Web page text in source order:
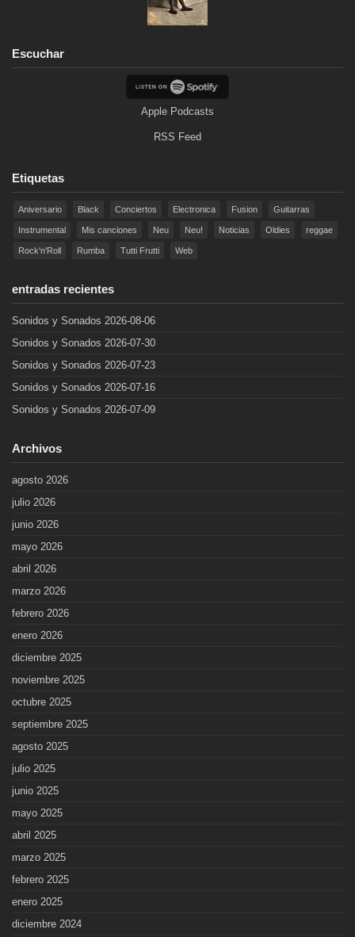
Escuchar
Apple Podcasts
RSS Feed
Etiquetas
Aniversario Black Conciertos Electronica Fusion Guitarras
Instrumental Mis canciones Neu Neu! Noticias Oldies reggae
Rock'n'Roll Rumba Tutti Frutti Web
entradas recientes
Sonidos y Sonados 2026-08-06
Sonidos y Sonados 2026-07-30
Sonidos y Sonados 2026-07-23
Sonidos y Sonados 2026-07-16
Sonidos y Sonados 2026-07-09
Archivos
agosto 2026
julio 2026
junio 2026
mayo 2026
abril 2026
marzo 2026
febrero 2026
enero 2026
diciembre 2025
noviembre 2025
octubre 2025
septiembre 2025
agosto 2025
julio 2025
junio 2025
mayo 2025
abril 2025
marzo 2025
febrero 2025
enero 2025
diciembre 2024